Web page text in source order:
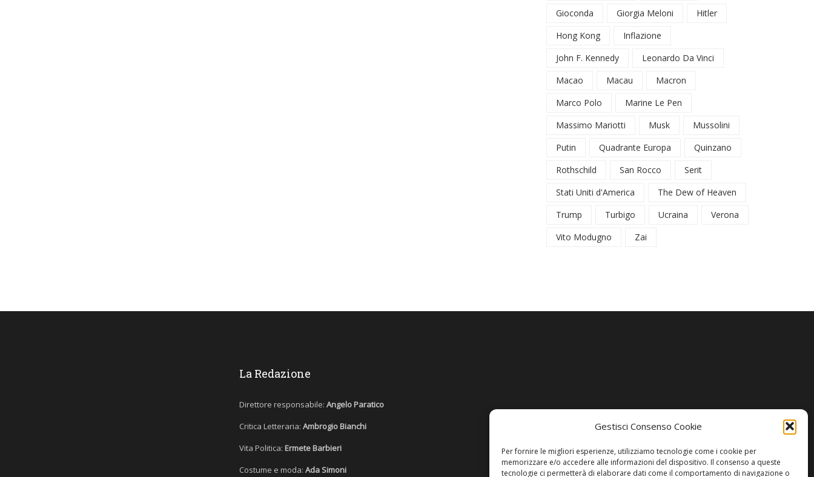
Gestisci Consenso Cookie
Per fornire le migliori esperienze, utilizziamo tecnologie come i cookie per
memorizzare e/o accedere alle informazioni del dispositivo. Il consenso a queste
tecnologie ci permetterà di elaborare dati come il comportamento di navigazione o
Gioconda
Giorgia Meloni
Hitler
Hong Kong
Inflazione
John F. Kennedy
Leonardo Da Vinci
Macao
Macau
Macron
Marco Polo
Marine Le Pen
Massimo Mariotti
Musk
Mussolini
Putin
Quadrante Europa
Quinzano
Rothschild
San Rocco
Serit
Stati Uniti d'America
The Dew of Heaven
Trump
Turbigo Ucraina
Verona
Vito Modugno
Zai
La Redazione
Direttore responsabile: Angelo Paratico
Critica Letteraria: Ambrogio Bianchi
Vita Politica: Ermete Barbieri
Costume e moda: Ada Simoni